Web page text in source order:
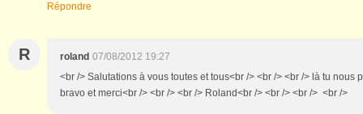
Répondre
R roland 07/08/2012 19:27
<br /> Salutations à vous toutes et tous<br /> <br /> <br /> là tu nous
bravo et merci<br /> <br /> <br /> Roland<br /> <br /> <br /> <br />